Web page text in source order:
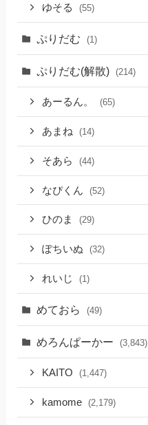
ゆそる (55)
ぷりだむ (1)
ぷりだむ(解散) (214)
あーるん。 (65)
あまね (14)
そあら (44)
なぴくん (52)
ひのま (29)
ぽちいぬ (32)
れいじ (1)
めておら (49)
めろんぱーかー (3,843)
KAITO (1,447)
kamome (2,179)